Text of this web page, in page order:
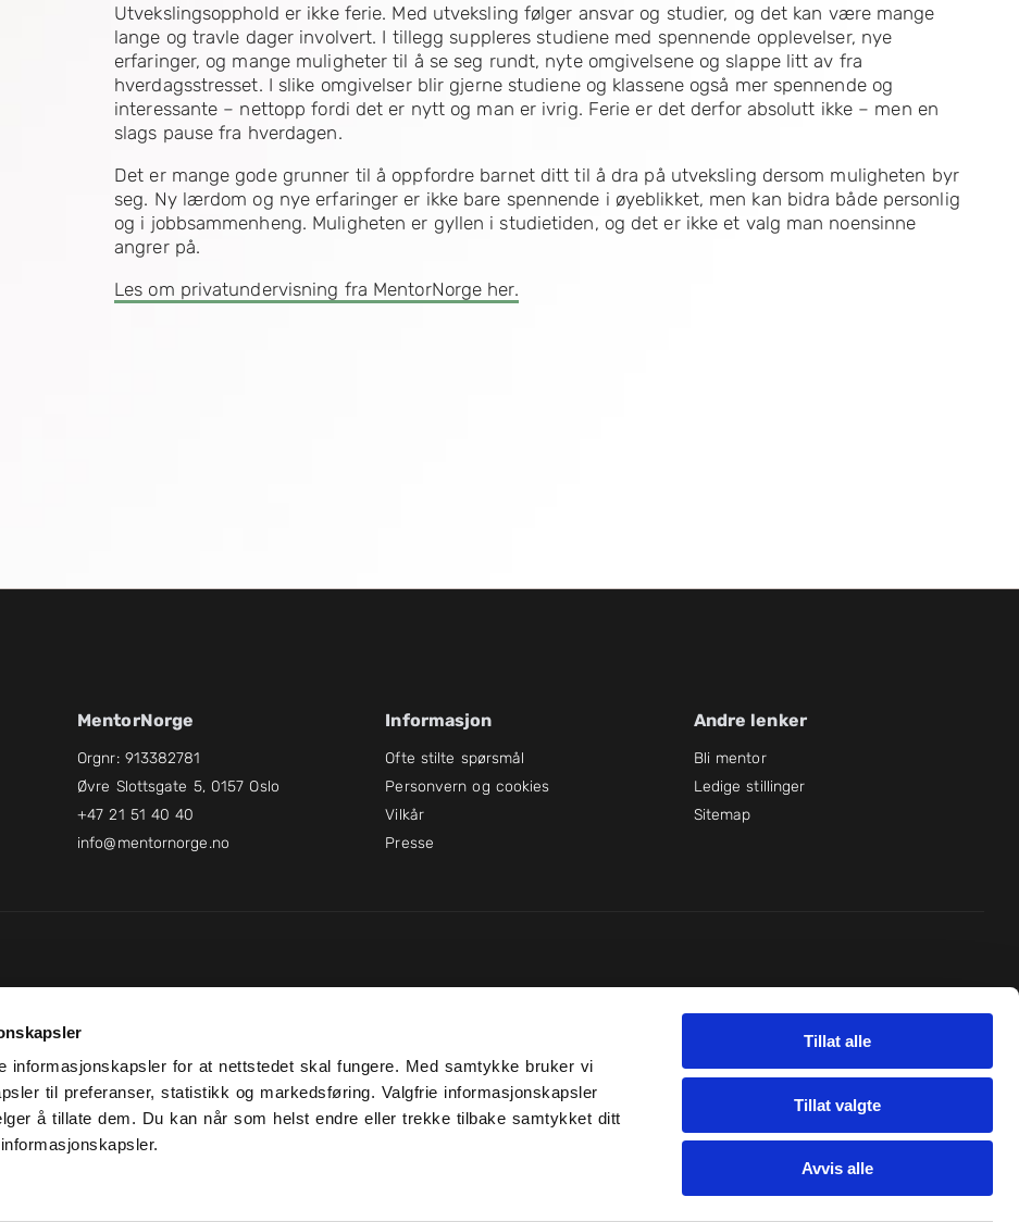
informasjonskapsler for at nettstedet skal fungere. Med samtykke bruker vi
til preferanser, statistikk og markedsføring. Valgfrie informasjonskapsler
å tillate dem. Du kan når som helst endre eller trekke tilbake samtykket ditt
Tillat alle
Tillat valgte
Avvis alle
Utvekslingsopphold er ikke ferie. Med utveksling følger ansvar og studier, og det kan være mange
lange og travle dager involvert. I tillegg suppleres studiene med spennende opplevelser, nye
erfaringer, og mange muligheter til å se seg rundt, nyte omgivelsene og slappe litt av fra
hverdagsstresset. I slike omgivelser blir gjerne studiene og klassene også mer spennende og
interessante – nettopp fordi det er nytt og man er ivrig. Ferie er det derfor absolutt ikke – men en
slags pause fra hverdagen.
Det er mange gode grunner til å oppfordre barnet ditt til å dra på utveksling dersom muligheten byr
seg. Ny lærdom og nye erfaringer er ikke bare spennende i øyeblikket, men kan bidra både personlig
og i jobbsammenheng. Muligheten er gyllen i studietiden, og det er ikke et valg man noensinne
angrer på.
Les om privatundervisning fra MentorNorge her.
MentorNorge
Orgnr: 913382781
Øvre Slottsgate 5, 0157 Oslo
+47 21 51 40 40
info@mentornorge.no
Informasjon
Ofte stilte spørsmål
Personvern og cookies
Vilkår
Presse
Andre lenker
Bli mentor
Ledige stillinger
Sitemap
Det handler om lærelyst og mestring!